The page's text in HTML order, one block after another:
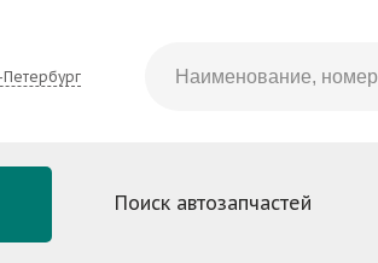
Петербург
Поиск автозапчастей